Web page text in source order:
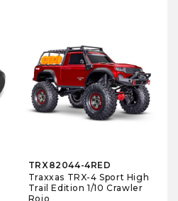
TRX82044-4RED
Traxxas TRX-4 Sport High
Trail Edition 1/10 Crawler
Rojo